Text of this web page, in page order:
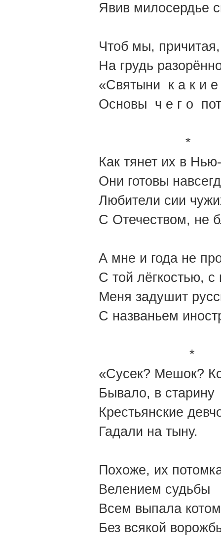
Явив милосердье
Чтоб мы,
На грудь
«Святыни к а к и
Основы ч е г о
*
Как тянет их в
Они готовы
Любители сии
С Отечеством, не
А мне и года не
С той лёгкостью, с
Меня задушит
С названьем
*
«Сусек? Мешок?
Бывало, в старину
Крестьянские
Гадали на тыну.
Похоже, их
Велением судьбы
Всем выпала
Без всякой